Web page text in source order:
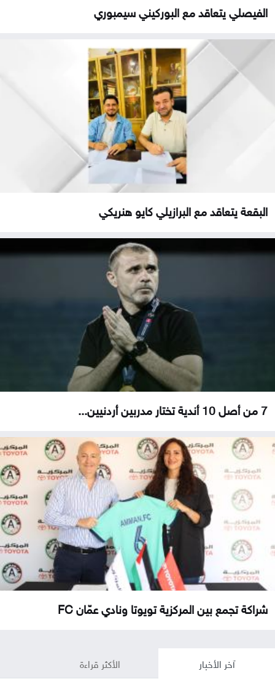
الفيصلي يتعاقد مع البوركيني سيمبوري
البقعة يتعاقد مع البرازيلي كايو هنريكي
7 من أصل 10 أندية تختار مدربين أردنيين...
شراكة تجمع بين المركزية تويوتا ونادي عمّان FC
آخر الأخبار الأكثر قراءة